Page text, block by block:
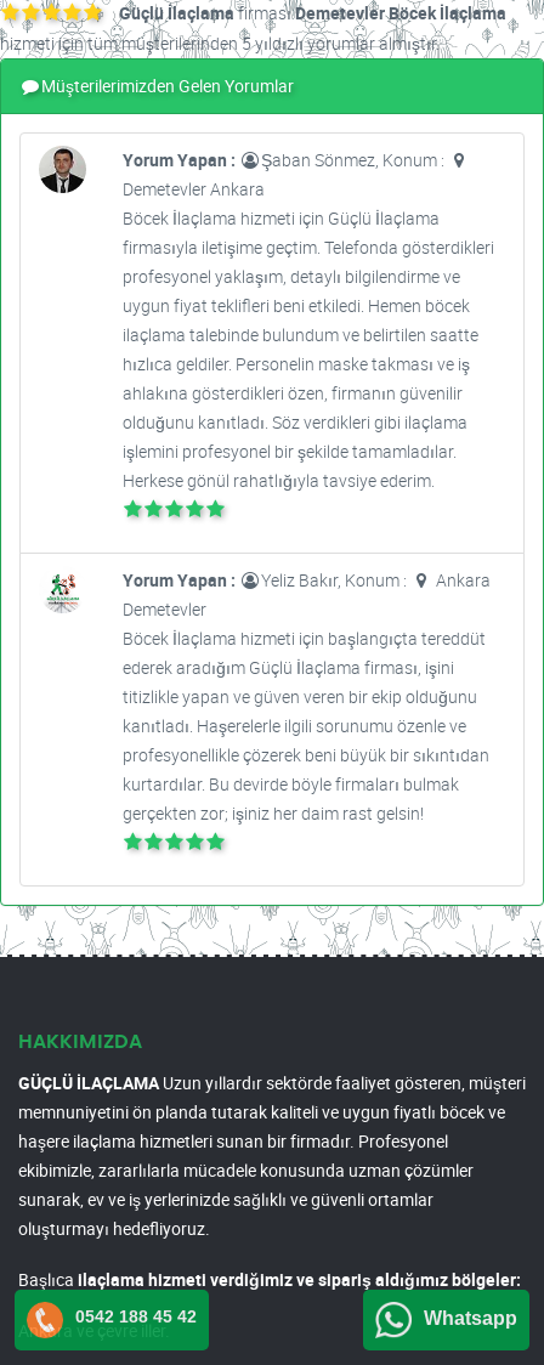
Güçlü İlaçlamafirmasıDemetevler Böcek İlaçlama
hizmeti için tüm müşterilerinden 5 yıldızlı yorumlar almıştır.
Müşterilerimizden Gelen Yorumlar
Yorum Yapan :
Şaban Sönmez, Konum :
Demetevler Ankara
Böcek İlaçlama hizmeti için Güçlü İlaçlama
firmasıyla iletişime geçtim. Telefonda gösterdikleri
profesyonel yaklaşım, detaylı bilgilendirme ve
uygun fiyat teklifleri beni etkiledi. Hemen böcek
ilaçlama talebinde bulundum ve belirtilen saatte
hızlıca geldiler. Personelin maske takması ve iş
ahlakına gösterdikleri özen, firmanın güvenilir
olduğunu kanıtladı. Söz verdikleri gibi ilaçlama
işlemini profesyonel bir şekilde tamamladılar.
Herkese gönül rahatlığıyla tavsiye ederim.
Yorum Yapan : Yeliz Bakır, Konum :
Ankara
Demetevler
Böcek İlaçlama hizmeti için başlangıçta tereddüt
ederek aradığım Güçlü İlaçlama firması, işini
titizlikle yapan ve güven veren bir ekip olduğunu
kanıtladı. Haşerelerle ilgili sorunumu özenle ve
profesyonellikle çözerek beni büyük bir sıkıntıdan
kurtardılar. Bu devirde böyle firmaları bulmak
gerçekten zor; işiniz her daim rast gelsin!
HAKKIMIZDA
GÜÇLÜ İLAÇLAMAUzun yıllardır sektörde faaliyet gösteren, müşteri
memnuniyetini ön planda tutarak kaliteli ve uygun fiyatlı böcek ve
haşere ilaçlama hizmetleri sunan bir firmadır. Profesyonel
ekibimizle, zararlılarla mücadele konusunda uzman çözümler
sunarak, ev ve iş yerlerinizde sağlıklı ve güvenli ortamlar
oluşturmayı hedefliyoruz.
Başlıca ilaçlama hizmeti verdiğimiz ve sipariş aldığımız bölgeler:
Ankara ve çevre iller.
0542 188 45 42 Whatsapp